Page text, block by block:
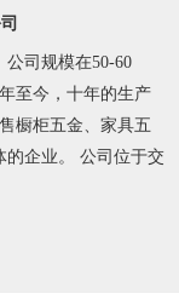
公司规模在50-60
至今，十年的生产
橱柜五金、家具五
的企业。 公司位于交